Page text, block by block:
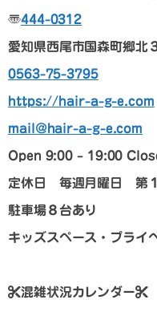
〠444-0312
愛知県西尾市国森町郷北
0563-75-3795
https://hair-a-g-e.com
mail@hair-a-g-e.com
Open 9:00 – 19:00
定休日 毎週月曜日 第１
駐車場８台あり
キッズスペース・プライ
混雑状況カレンダー